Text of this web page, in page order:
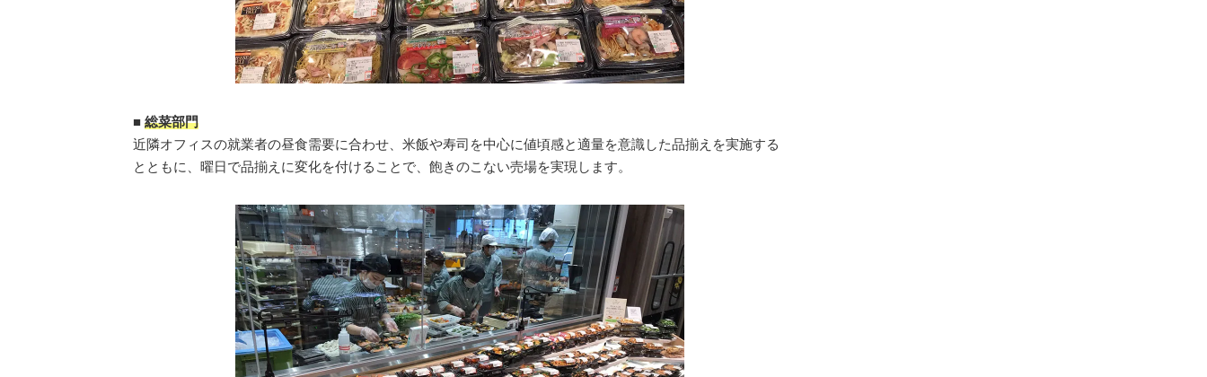
■ 総菜部門
近隣オフィスの就業者の昼食需要に合わせ、米飯や寿司を中心に値頃感と適量を意識した品揃えを実施する
とともに、曜日で品揃えに変化を付けることで、飽きのこない売場を実現します。